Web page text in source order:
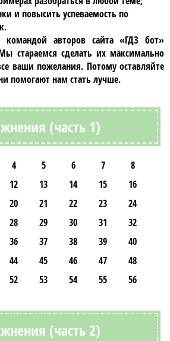
и повысить успеваемость по
командой авторов сайта «ГДЗ бот»
стараемся сделать их максимально
ваши пожелания. Потому оставляйте
помогают нам стать лучше.
(часть 1)
4 5 6 7
8
12 13 14 15
16
20 21 22 23
24
28 29 30 31
32
36 37 38 39
40
44 45 46 47
48
52 53 54 55 56
(часть 2)